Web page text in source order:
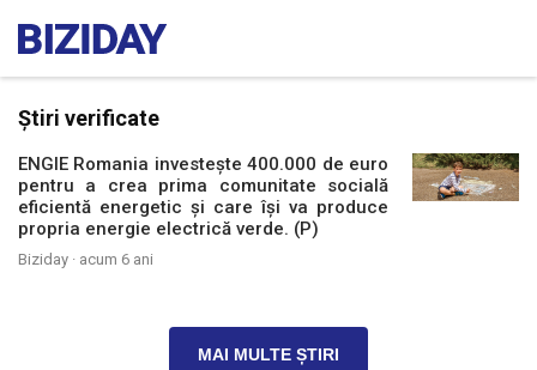
Știri verificate
ENGIE Romania investește 400.000 de euro
pentru a crea prima comunitate socială
eficientă energetic și care își va produce
propria energie electrică verde. (P)
Biziday · acum 6 ani
MAI MULTE ȘTIRI